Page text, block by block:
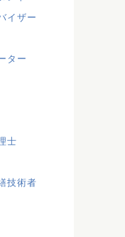
イザー
ター
士
技術者